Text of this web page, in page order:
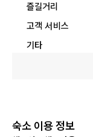
즐길거리
고객 서비스
기타
숙소 이용 정보